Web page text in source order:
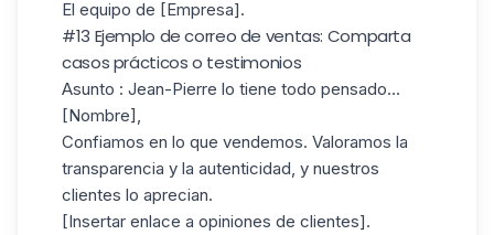
El equipo de [Empresa].
#13 Ejemplo de correo de ventas: Comparta
casos prácticos o testimonios
Asunto : Jean-Pierre lo tiene todo pensado...
[Nombre],
Confiamos en lo que vendemos. Valoramos la
transparencia y la autenticidad, y nuestros
clientes lo aprecian.
[Insertar enlace a opiniones de clientes].